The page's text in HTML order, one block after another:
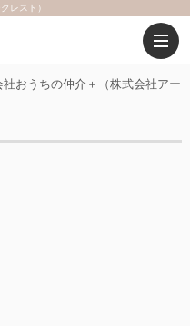
レスト）
おうちの仲介＋（株式会社アー